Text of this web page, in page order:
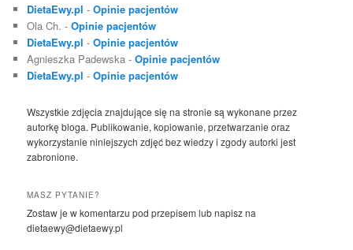
DietaEwy.pl -Opinie pacjentów
Ola Ch. -Opinie pacjentów
DietaEwy.pl -Opinie pacjentów
Agnieszka Padewska -Opinie pacjentów
DietaEwy.pl -Opinie pacjentów
Wszystkie zdjęcia znajdujące się na stronie są wykonane przez
autorkę bloga. Publikowanie, kopiowanie, przetwarzanie oraz
wykorzystanie niniejszych zdjęć bez wiedzy i zgody autorki jest
zabronione.
MASZ PYTANIE?
Zostaw je w komentarzu pod przepisem lub napisz na
dietaewy@dietaewy.pl